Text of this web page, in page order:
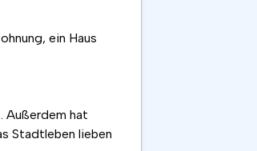
ein Haus
Außerdem hat
Stadtleben lieben